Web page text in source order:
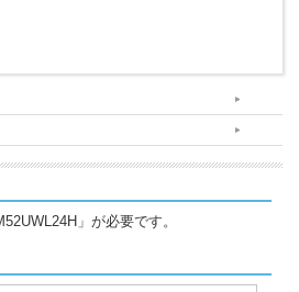
」が必要です。